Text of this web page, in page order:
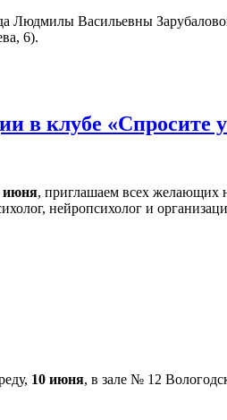
Людмилы Васильевны
6).
в клубе «Спросите
июня, приглашаем всех желающих
нейропсихолог и
10 июня, в зале № 12